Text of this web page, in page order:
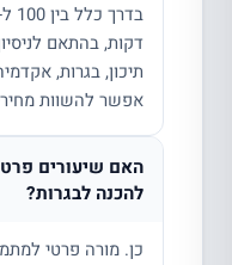
דקות, בהתאם
תיכון, בגרות,
אפשר להשוות
האם שיעורים
להכנה לבגרות?
כן. מורה פרטי